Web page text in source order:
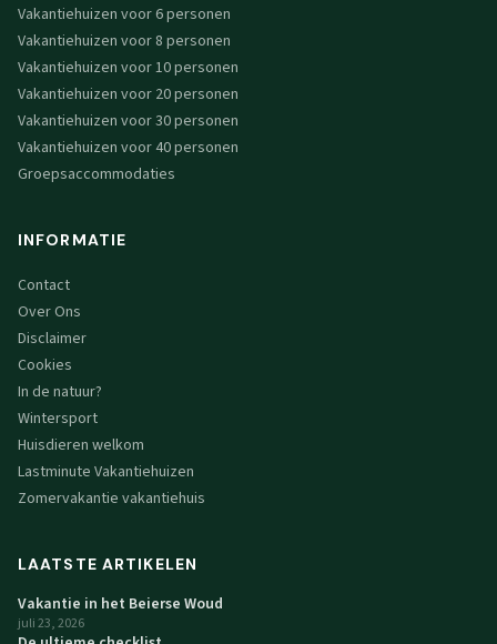
Vakantiehuizen voor 6 personen
Vakantiehuizen voor 8 personen
Vakantiehuizen voor 10 personen
Vakantiehuizen voor 20 personen
Vakantiehuizen voor 30 personen
Vakantiehuizen voor 40 personen
Groepsaccommodaties
INFORMATIE
Contact
Over Ons
Disclaimer
Cookies
In de natuur?
Wintersport
Huisdieren welkom
Lastminute Vakantiehuizen
Zomervakantie vakantiehuis
LAATSTE ARTIKELEN
Vakantie in het Beierse Woud
juli 23, 2026